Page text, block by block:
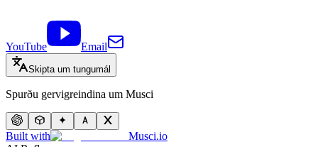
YouTube Email
Skipta um tungumál
Spurðu gervigreindina um Musci
Built with
Musci.io